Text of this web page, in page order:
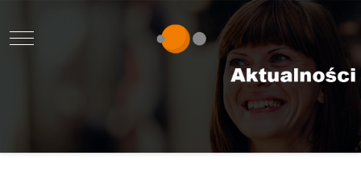
Mobile Menu Toggle